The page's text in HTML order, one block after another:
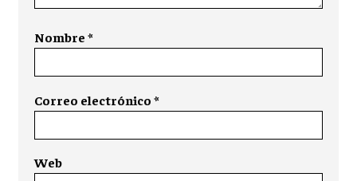
Nombre*
Correo electrónico*
Web